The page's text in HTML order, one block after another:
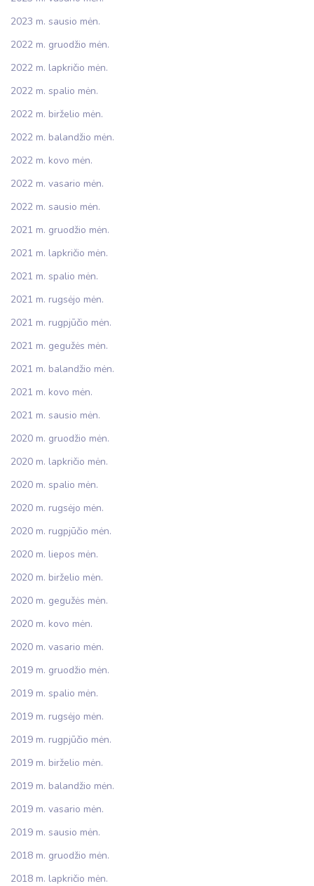
2023 m. sausio mėn.
2022 m. gruodžio mėn.
2022 m. lapkričio mėn.
2022 m. spalio mėn.
2022 m. birželio mėn.
2022 m. balandžio mėn.
2022 m. kovo mėn.
2022 m. vasario mėn.
2022 m. sausio mėn.
2021 m. gruodžio mėn.
2021 m. lapkričio mėn.
2021 m. spalio mėn.
2021 m. rugsėjo mėn.
2021 m. rugpjūčio mėn.
2021 m. gegužės mėn.
2021 m. balandžio mėn.
2021 m. kovo mėn.
2021 m. sausio mėn.
2020 m. gruodžio mėn.
2020 m. lapkričio mėn.
2020 m. spalio mėn.
2020 m. rugsėjo mėn.
2020 m. rugpjūčio mėn.
2020 m. liepos mėn.
2020 m. birželio mėn.
2020 m. gegužės mėn.
2020 m. kovo mėn.
2020 m. vasario mėn.
2019 m. gruodžio mėn.
2019 m. spalio mėn.
2019 m. rugsėjo mėn.
2019 m. rugpjūčio mėn.
2019 m. birželio mėn.
2019 m. balandžio mėn.
2019 m. vasario mėn.
2019 m. sausio mėn.
2018 m. gruodžio mėn.
2018 m. lapkričio mėn.